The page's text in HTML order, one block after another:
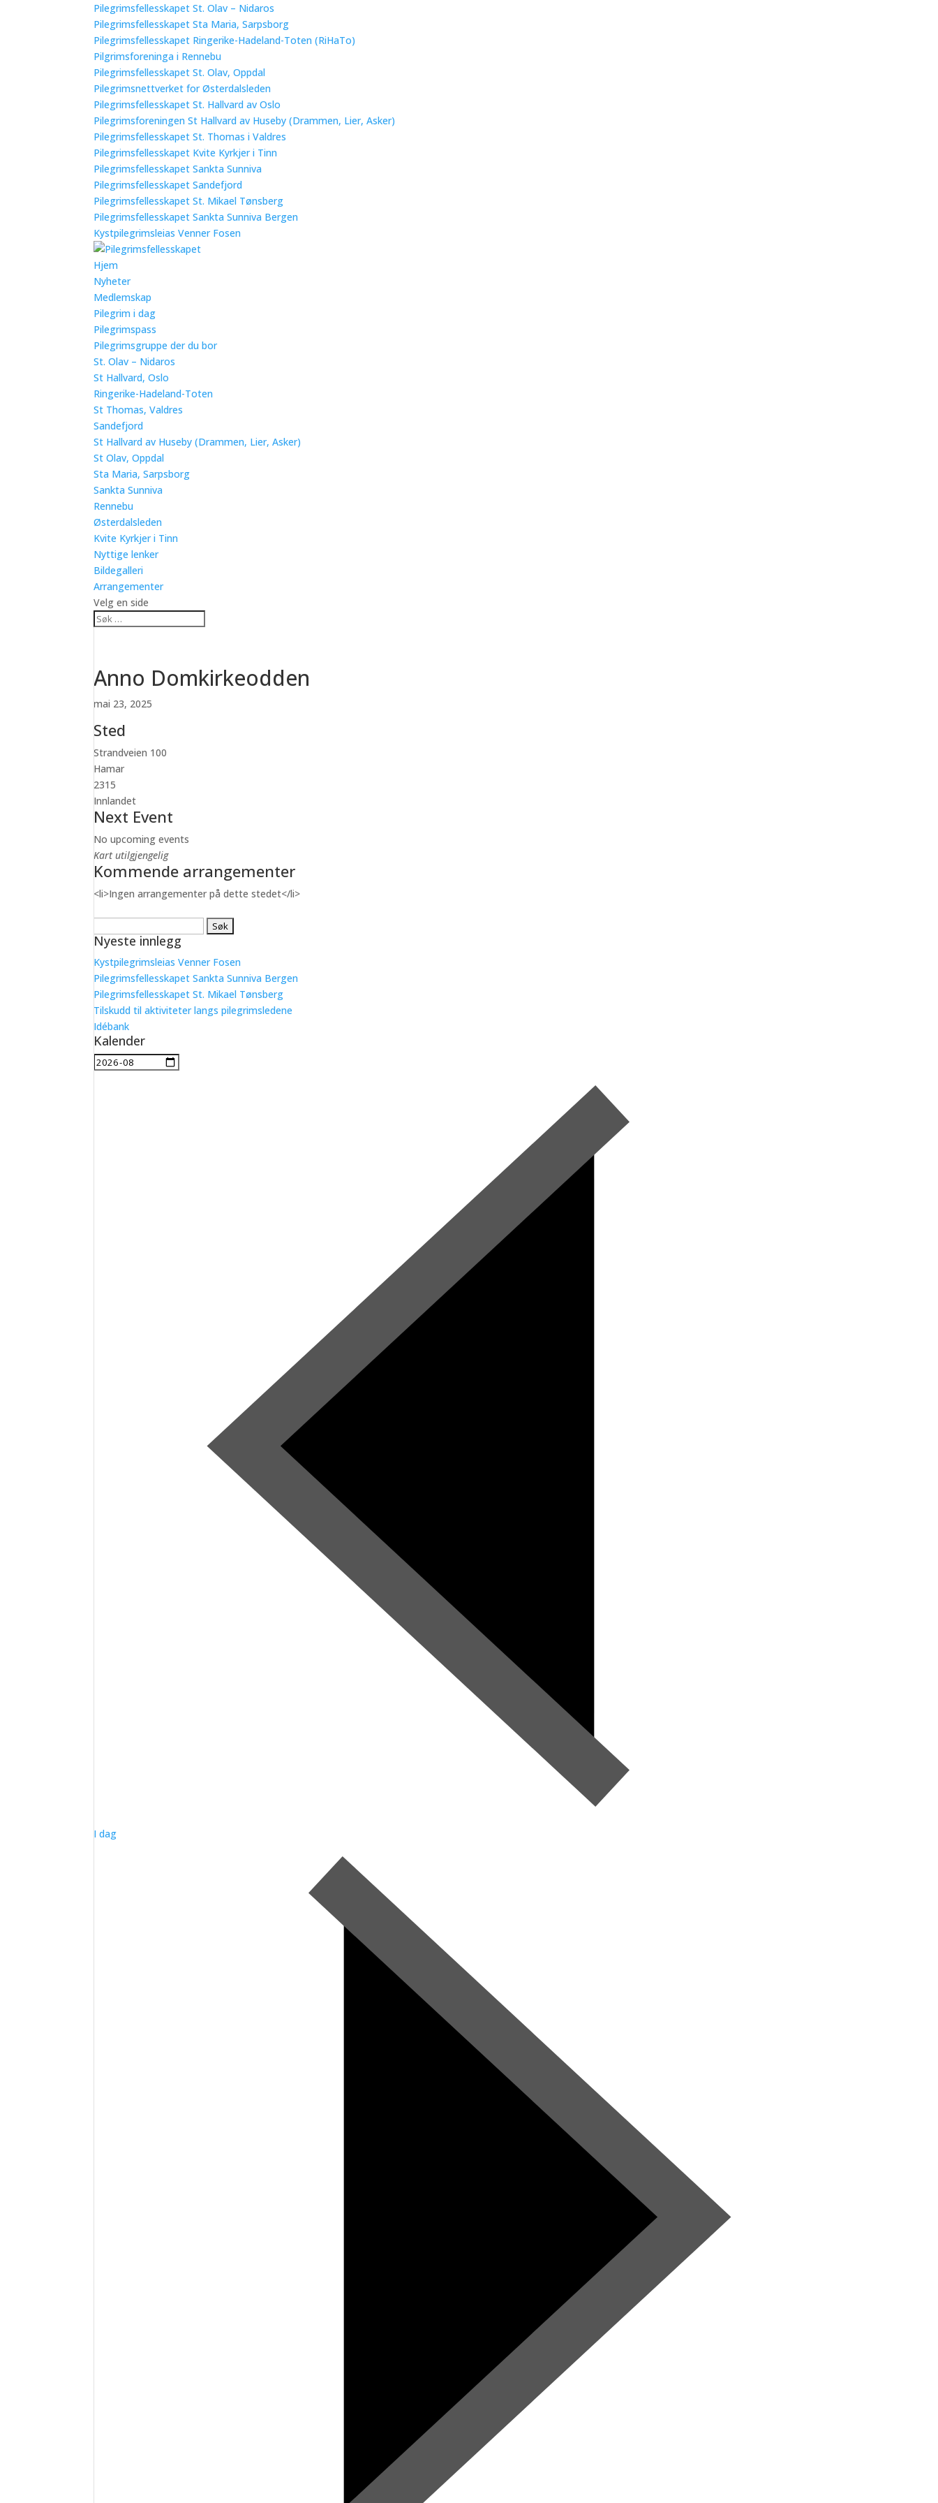
Pilegrimsfellesskapet St. Olav – Nidaros
Pilegrimsfellesskapet Sta Maria, Sarpsborg
Pilegrimsfellesskapet Ringerike-Hadeland-Toten (RiHaTo)
Pilgrimsforeninga i Rennebu
Pilegrimsfellesskapet St. Olav, Oppdal
Pilegrimsnettverket for Østerdalsleden
Pilegrimsfellesskapet St. Hallvard av Oslo
Pilegrimsforeningen St Hallvard av Huseby (Drammen, Lier, Asker)
Pilegrimsfellesskapet St. Thomas i Valdres
Pilegrimsfellesskapet Kvite Kyrkjer i Tinn
Pilegrimsfellesskapet Sankta Sunniva
Pilegrimsfellesskapet Sandefjord
Pilegrimsfellesskapet St. Mikael Tønsberg
Pilegrimsfellesskapet Sankta Sunniva Bergen
Kystpilegrimsleias Venner Fosen
Hjem
Nyheter
Medlemskap
Pilegrim i dag
Pilegrimspass
Pilegrimsgruppe der du bor
St. Olav – Nidaros
St Hallvard, Oslo
Ringerike-Hadeland-Toten
St Thomas, Valdres
Sandefjord
St Hallvard av Huseby (Drammen, Lier, Asker)
St Olav, Oppdal
Sta Maria, Sarpsborg
Sankta Sunniva
Rennebu
Østerdalsleden
Kvite Kyrkjer i Tinn
Nyttige lenker
Bildegalleri
Arrangementer
Velg en side
Anno Domkirkeodden
mai 23, 2025
Sted
Strandveien 100
Hamar
2315
Innlandet
Next Event
No upcoming events
Kart utilgjengelig
Kommende arrangementer
<li>Ingen arrangementer på dette stedet</li>
etter:
Nyeste innlegg
Kystpilegrimsleias Venner Fosen
Pilegrimsfellesskapet Sankta Sunniva Bergen
Pilegrimsfellesskapet St. Mikael Tønsberg
Tilskudd til aktiviteter langs pilegrimsledene
Idébank
Kalender
I dag